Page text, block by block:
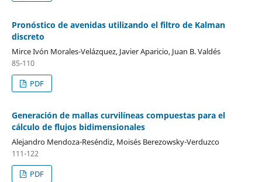
Pronóstico de avenidas utilizando el filtro de Kalman
discreto
Mirce Ivón Morales-Velázquez, Javier Aparicio, Juan B. Valdés
85-110
PDF
Generación de mallas curvilíneas compuestas para el
cálculo de flujos bidimensionales
Alejandro Mendoza-Reséndiz, Moisés Berezowsky-Verduzco
111-122
PDF